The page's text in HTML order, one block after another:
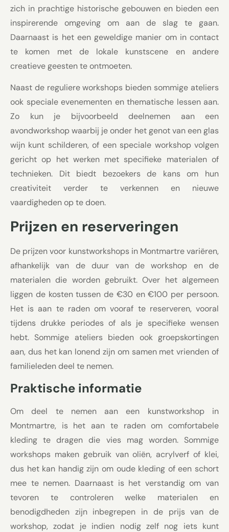
zich in prachtige historische gebouwen en bieden een
inspirerende omgeving om aan de slag te gaan.
Daarnaast is het een geweldige manier om in contact
te komen met de lokale kunstscene en andere
creatieve geesten te ontmoeten.
Naast de reguliere workshops bieden sommige ateliers
ook speciale evenementen en thematische lessen aan.
Zo kun je bijvoorbeeld deelnemen aan een
avondworkshop waarbij je onder het genot van een glas
wijn kunt schilderen, of een speciale workshop volgen
gericht op het werken met specifieke materialen of
technieken. Dit biedt bezoekers de kans om hun
creativiteit verder te verkennen en nieuwe
vaardigheden op te doen.
Prijzen en reserveringen
De prijzen voor kunstworkshops in Montmartre variëren,
afhankelijk van de duur van de workshop en de
materialen die worden gebruikt. Over het algemeen
liggen de kosten tussen de €30 en €100 per persoon.
Het is aan te raden om vooraf te reserveren, vooral
tijdens drukke periodes of als je specifieke wensen
hebt. Sommige ateliers bieden ook groepskortingen
aan, dus het kan lonend zijn om samen met vrienden of
familieleden deel te nemen.
Praktische informatie
Om deel te nemen aan een kunstworkshop in
Montmartre, is het aan te raden om comfortabele
kleding te dragen die vies mag worden. Sommige
workshops maken gebruik van oliën, acrylverf of klei,
dus het kan handig zijn om oude kleding of een schort
mee te nemen. Daarnaast is het verstandig om van
tevoren te controleren welke materialen en
benodigdheden zijn inbegrepen in de prijs van de
workshop, zodat je indien nodig zelf nog iets kunt